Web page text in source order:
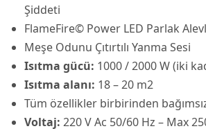
Şiddeti
FlameFire© Power LED Parlak
Meşe Odunu Çıtırtılı Yanma Sesi
Isıtma gücü: 1000 / 2000 W (iki
Isıtma alanı: 18 – 20 m2
Tüm özellikler birbirinden
Voltaj: 220 V Ac 50/60 Hz – Max